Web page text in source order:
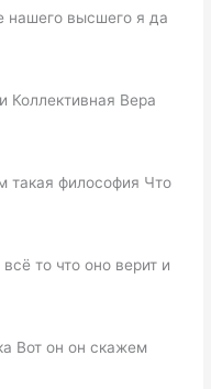
нашего высшего я да
Коллективная Вера
такая философия Что
то что оно верит и
Вот он он скажем